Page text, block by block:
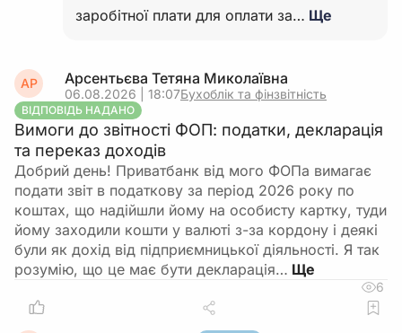
заробітної плати для оплати за… Ще
АР Арсентьєва Тетяна Миколаївна
06.08.2026 | 18:07Бухоблік та фінзвітність
ВІДПОВІДЬ НАДАНО
Вимоги до звітності ФОП: податки, декларація
та переказ доходів
Добрий день! Приватбанк від мого ФОПа вимагає
подати звіт в податкову за період 2026 року по
коштах, що надійшли йому на особисту картку, туди
йому заходили кошти у валюті з-за кордону і деякі
були як дохід від підприємницької діяльності. Я так
розумію, що це має бути декларація…
6